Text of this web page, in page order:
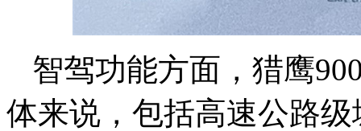
智驾功能方面，猎鹰
体来说，包括高速公路